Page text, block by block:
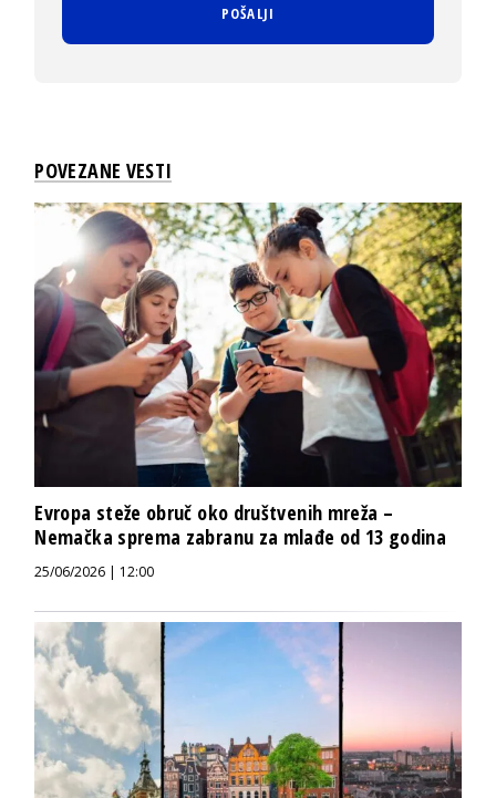
POVEZANE VESTI
Evropa steže obruč oko društvenih mreža –
Nemačka sprema zabranu za mlađe od 13 godina
25/06/2026 | 12:00